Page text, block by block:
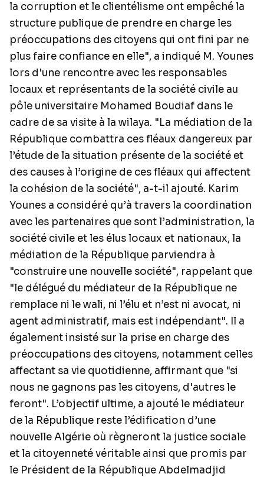
la corruption et le clientélisme ont empêché la
structure publique de prendre en charge les
préoccupations des citoyens qui ont fini par ne
plus faire confiance en elle", a indiqué M. Younes
lors d'une rencontre avec les responsables
locaux et représentants de la société civile au
pôle universitaire Mohamed Boudiaf dans le
cadre de sa visite à la wilaya. "La médiation de la
République combattra ces fléaux dangereux par
l’étude de la situation présente de la société et
des causes à l’origine de ces fléaux qui affectent
la cohésion de la société", a-t-il ajouté. Karim
Younes a considéré qu’à travers la coordination
avec les partenaires que sont l’administration, la
société civile et les élus locaux et nationaux, la
médiation de la République parviendra à
"construire une nouvelle société", rappelant que
"le délégué du médiateur de la République ne
remplace ni le wali, ni l’élu et n’est ni avocat, ni
agent administratif, mais est indépendant". Il a
également insisté sur la prise en charge des
préoccupations des citoyens, notamment celles
affectant sa vie quotidienne, affirmant que "si
nous ne gagnons pas les citoyens, d'autres le
feront". L’objectif ultime, a ajouté le médiateur
de la République reste l’édification d’une
nouvelle Algérie où règneront la justice sociale
et la citoyenneté véritable ainsi que promis par
le Président de la République Abdelmadjid